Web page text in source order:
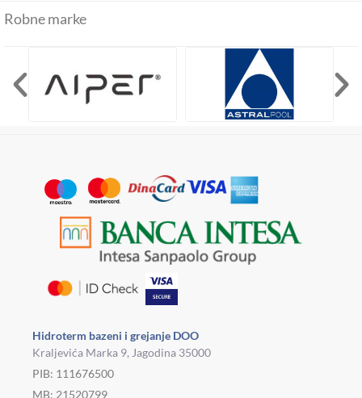
Robne marke
Hidroterm bazeni i grejanje DOO
Kraljevića Marka 9, Jagodina 35000
PIB: 111676500
MB: 21520799